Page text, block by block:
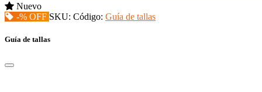
Nuevo
-% OFF SKU: Código: Guía de tallas
Guía de tallas